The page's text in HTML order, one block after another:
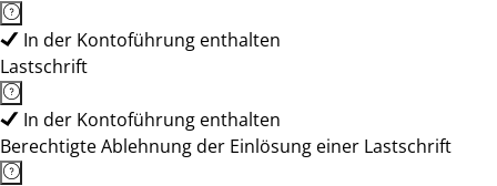
In der Kontoführung enthalten
Lastschrift
In der Kontoführung enthalten
Berechtigte Ablehnung der Einlösung einer Lastschrift